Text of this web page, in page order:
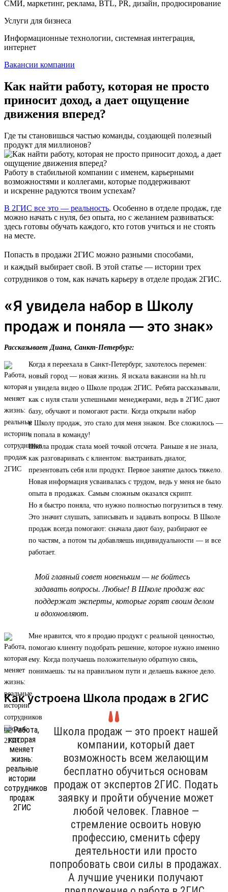
СМИ, маркетинг, реклама, BTL, PR, дизайн, продюсирование
Услуги для бизнеса
Информационные технологии, системная интеграция,
интернет
Вакансии компании
Как найти работу, которая не просто
приносит доход, а дает ощущение
движения вперед?
Где ты становишься частью команды, создающей полезный
продукт для миллионов?
Работу в стабильной компании с именем, карьерными
возможностями и коллегами, которые поддерживают
и искренне радуются твоим успехам?
В 2ГИС все это — реальность. Особенно в отделе продаж, где
можно начать с нуля, без опыта, но с желанием развиваться:
здесь готовы обучать каждого, кто готов учиться и не стоять
на месте.
Попасть в продажи 2ГИС можно разными способами,
и каждый выбирает свой. В этой статье — истории трех
сотрудников о том, как начать карьеру в отделе продаж 2ГИС.
«Я увидела набор в Школу
продаж и поняла — это знак»
Рассказывает Диана, Санкт-Петербург:
Когда я переехала в Санкт-Петербург, захотелось перемен:
новый город — новая жизнь. Я искала вакансии на hh.ru
и увидела видео о Школе продаж 2ГИС. Ребята рассказывали,
как с нуля стали успешными менеджерами, ведь в 2ГИС дают
базу, обучают и помогают расти. Когда открыли набор
в Школу продаж, это стало для меня знаком. Все сложилось —
я попала в команду!
Школа продаж стала моей точкой отсчета. Раньше я не знала,
как разговаривать с клиентом: выстраивать диалог,
презентовать себя или продукт. Первое занятие далось тяжело.
Новая информация усваивалась с трудом, ведь у меня не было
опыта в продажах. Самым сложным оказался скрипт.
Но я быстро поняла, что нужно полностью погрузиться в тему.
Это значит слушать, записывать и задавать вопросы. В Школе
продаж всегда помогают: сначала дают базу, разбирают ее
по частям, а потом ты добавляешь индивидуальности — и все
работает.
Мой главный совет новеньким — не бойтесь
задавать вопросы. Любые! В Школе продаж вас
поддержат эксперты, которые горят своим делом
и вдохновляют.
Мне нравится, что я продаю продукт с реальной ценностью,
помогаю клиенту подобрать решение, которое нужно именно
ему. Когда получаешь положительную обратную связь,
понимаешь: ты на правильном пути и делаешь важное дело.
Как устроена Школа продаж в 2ГИС
Школа продаж — это проект нашей
компании, который дает
возможность всем желающим
бесплатно обучиться основам
продаж от экспертов 2ГИС. Подать
заявку и пройти обучение может
любой человек. Главное —
стремление освоить новую
профессию, сменить сферу
деятельности или просто
попробовать свои силы в продажах.
А лучшие ученики получают